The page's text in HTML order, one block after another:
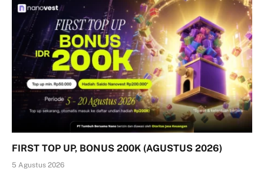
FIRST TOP UP, BONUS 200K (AGUSTUS 2026)
5 Agustus 2026